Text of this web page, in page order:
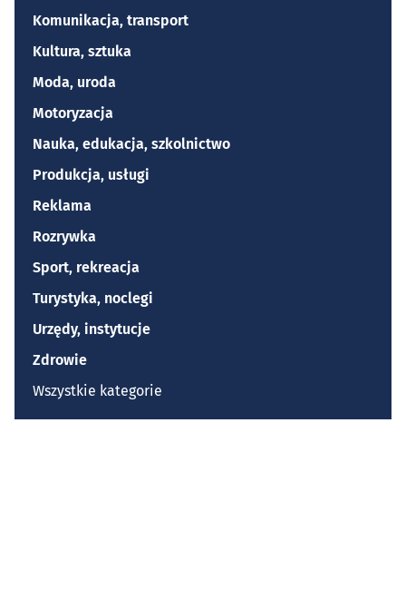
Komunikacja, transport
Kultura, sztuka
Moda, uroda
Motoryzacja
Nauka, edukacja, szkolnictwo
Produkcja, usługi
Reklama
Rozrywka
Sport, rekreacja
Turystyka, noclegi
Urzędy, instytucje
Zdrowie
Wszystkie kategorie